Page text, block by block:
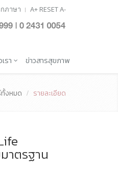
กภาษา A+ RESETA-
รา ข่าวสารสุขภาพ
งหมด รายละเอียด
าตรฐาน